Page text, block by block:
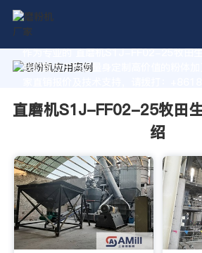
作为专业的 直磨机S1J-FF02-25牧田
我们致力于为您量身定制高价值的粉体加
直磨机S1J-FF02-25牧田
绍